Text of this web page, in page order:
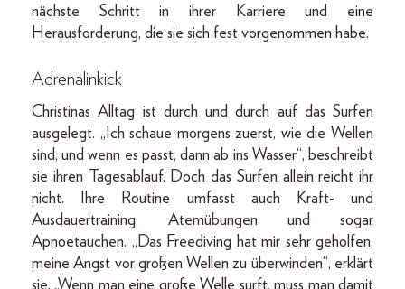
nächste Schritt in ihrer Karriere und eine
Herausforderung, die sie sich fest vorgenommen habe.
Adrenalinkick
Christinas Alltag ist durch und durch auf das Surfen
ausgelegt. „Ich schaue morgens zuerst, wie die Wellen
sind, und wenn es passt, dann ab ins Wasser“, beschreibt
sie ihren Tagesablauf. Doch das Surfen allein reicht ihr
nicht. Ihre Routine umfasst auch Kraft- und
Ausdauertraining, Atemübungen und sogar
Apnoetauchen. „Das Freediving hat mir sehr geholfen,
meine Angst vor großen Wellen zu überwinden“, erklärt
sie. „Wenn man eine große Welle surft, muss man damit